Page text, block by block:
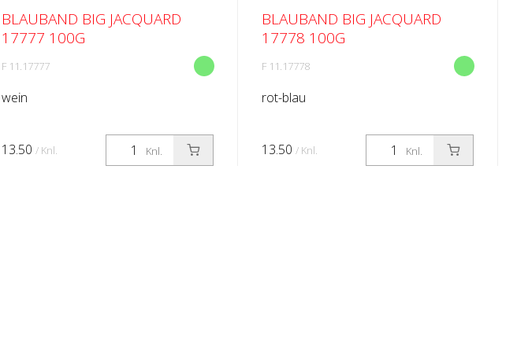
BLAUBAND BIG JACQUARD
17777 100G
F 11.17777
wein
Knl.
13.50 / Knl.
BLAUBAND BIG JACQUARD
17778 100G
F 11.17778
rot-blau
Knl.
13.50 / Knl.